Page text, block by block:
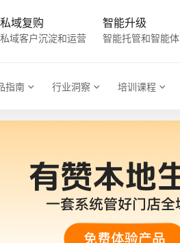
私域复购
私域客户沉淀和运营
智能升级
智能托管和智能体
指南 行业洞察 培训课程